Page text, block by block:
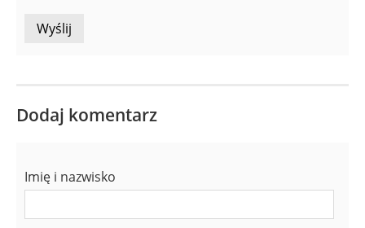
Dodaj komentarz
Imię i nazwisko